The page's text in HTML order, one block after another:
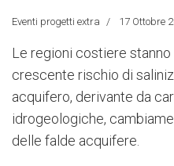
Eventi progetti extra 17 Ottobre
Le regioni costiere
crescente rischio di
acquifero, derivante da
idrogeologiche,
delle falde acquifere.